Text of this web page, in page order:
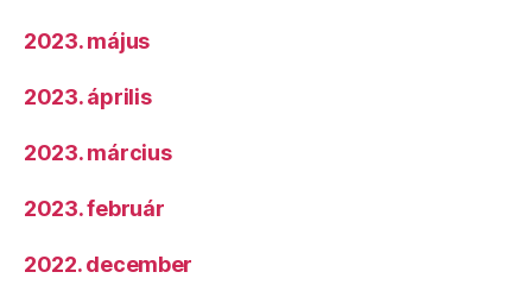
2023. május
2023. április
2023. március
2023. február
2022. december